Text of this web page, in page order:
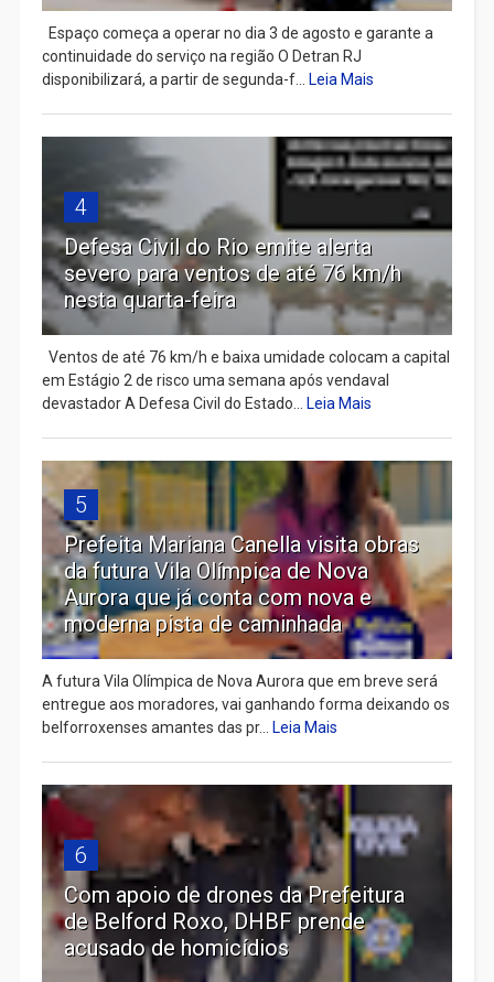
Espaço começa a operar no dia 3 de agosto e garante a
continuidade do serviço na região O Detran RJ
disponibilizará, a partir de segunda-f...
Leia Mais
4
Defesa Civil do Rio emite alerta
severo para ventos de até 76 km/h
nesta quarta-feira
Ventos de até 76 km/h e baixa umidade colocam a capital
em Estágio 2 de risco uma semana após vendaval
devastador A Defesa Civil do Estado...
Leia Mais
5
Prefeita Mariana Canella visita obras
da futura Vila Olímpica de Nova
Aurora que já conta com nova e
moderna pista de caminhada
A futura Vila Olímpica de Nova Aurora que em breve será
entregue aos moradores, vai ganhando forma deixando os
belforroxenses amantes das pr...
Leia Mais
6
Com apoio de drones da Prefeitura
de Belford Roxo, DHBF prende
acusado de homicídios